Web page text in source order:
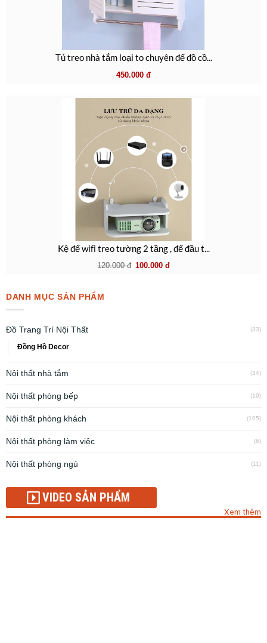
Tủ treo nhà tắm loại to chuyên để đồ cồ...
450.000 đ
Kệ để wifi treo tường 2 tầng , để đầu t...
120.000đ 100.000đ
DANH MỤC SẢN PHẨM
Đồ Trang Trí Nội Thất (33)
Đồng Hồ Decor
Nội thất nhà tắm (34)
Nội thất phòng bếp (19)
Nội thất phòng khách (105)
Nội thất phòng làm việc (6)
Nội thất phòng ngủ (11)
VIDEO SẢN PHẨM
Xem thêm